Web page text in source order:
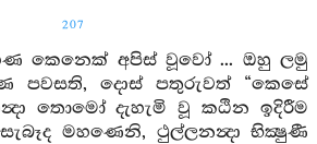
207
කෙනෙක් අපිස් වූවෝ ... ඔහු ලමු
පවසති, දොස් පතුරුවත් “කෙසේ
තොමෝ දැහැමි වූ කඨින ඉදිරීම
සැබෑද මහණෙනි, ථුල්ලනන්‍දා භික්‍ෂුණී